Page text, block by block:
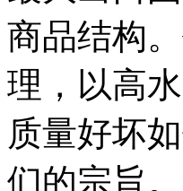
商品结构
理，以高
质量好坏
们的宗旨